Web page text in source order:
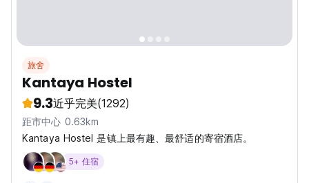
旅舍
Kantaya Hostel
9.3近乎完美(1292)
距市中心 0.63km
Kantaya Hostel 是镇上最有趣、最舒适的寄宿酒店。
5+ 住宿